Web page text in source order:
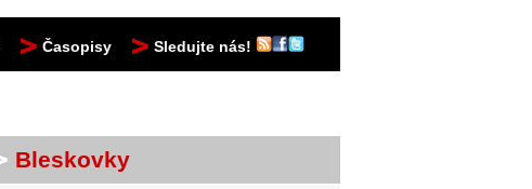
Časopisy Sledujte nás!
Bleskovky